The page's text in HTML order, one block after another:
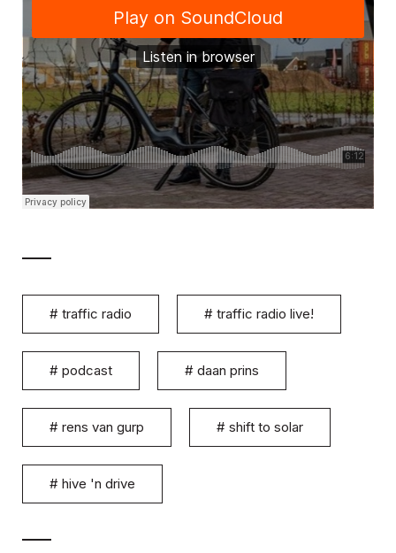
# traffic radio # traffic radio live!
# podcast # daan prins
# rens van gurp # shift to solar
# hive 'n drive